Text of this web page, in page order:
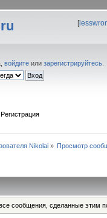
[
войдите или зарегистрируйтесь
Регистрация
Nikolai» Просмотр
сообщения, сделанные этим